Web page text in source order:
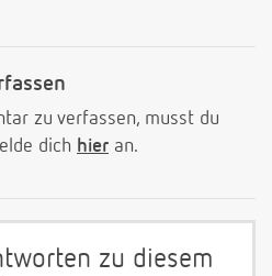
zu verfassen, musst du
dich hier an.
zu diesem